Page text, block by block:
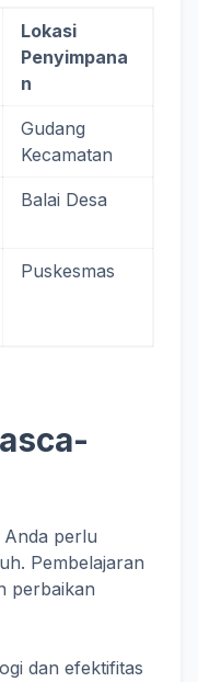
Lokasi
Penyimpana
n
Gudang
Kecamatan
Balai Desa
Puskesmas
perlu
Pembelajaran
perbaikan
dan efektifitas